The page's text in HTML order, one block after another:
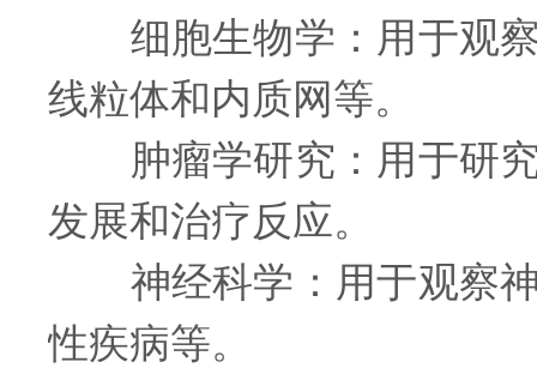
细胞生物学：用于观察
线粒体和内质网等。
肿瘤学研究：用于研究
发展和治疗反应。
神经科学：用于观察神
性疾病等。